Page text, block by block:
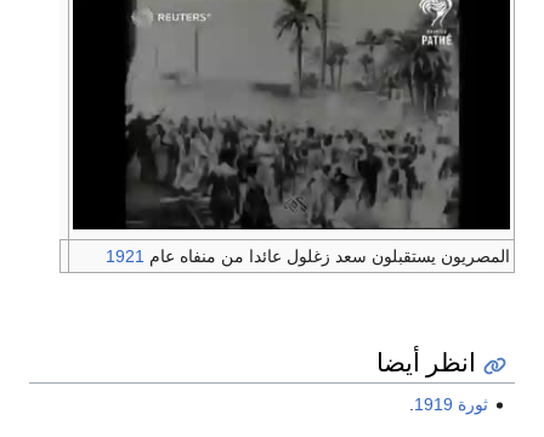
المصريون يستقبلون سعد زغلول عائدا من منفاه عام 1921
انظر أيضا
ثورة 1919